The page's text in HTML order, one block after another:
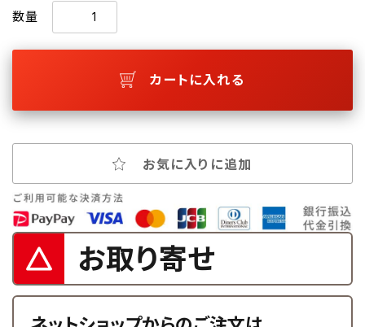
数量
カートに入れる
お気に入りに追加
お取り寄せ